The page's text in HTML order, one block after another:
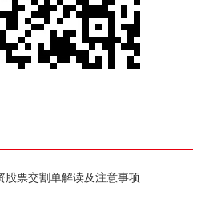
股票交割单解读及注意事项